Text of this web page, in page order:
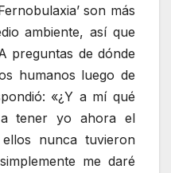
son más
ambiente, así que
preguntas de dónde
humanos luego de
«¿Y a mí qué
tener yo ahora el
nunca tuvieron
me daré